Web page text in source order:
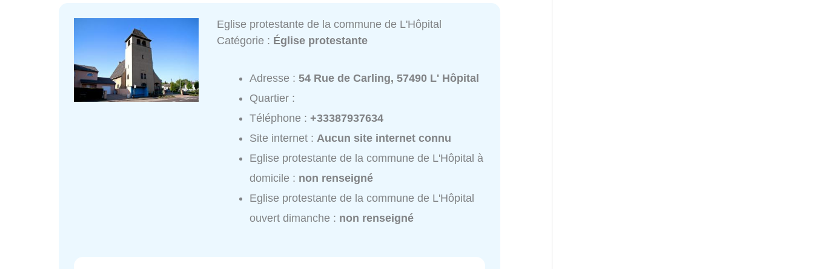
Eglise protestante de la commune de L'Hôpital
Catégorie : Église protestante
Adresse :54 Rue de Carling, 57490 L' Hôpital
Quartier :
Téléphone :+33387937634
Site internet :Aucun site internet connu
Eglise protestante de la commune de L'Hôpital à
domicile : non renseigné
Eglise protestante de la commune de L'Hôpital
ouvert dimanche : non renseigné